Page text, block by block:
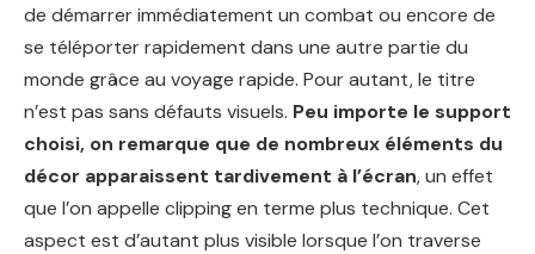
de démarrer immédiatement un combat ou encore de
se téléporter rapidement dans une autre partie du
monde grâce au voyage rapide. Pour autant, le titre
n’est pas sans défauts visuels. Peu importe le support
choisi, on remarque que de nombreux éléments du
décor apparaissent tardivement à l’écran, un effet
que l’on appelle clipping en terme plus technique. Cet
aspect est d’autant plus visible lorsque l’on traverse